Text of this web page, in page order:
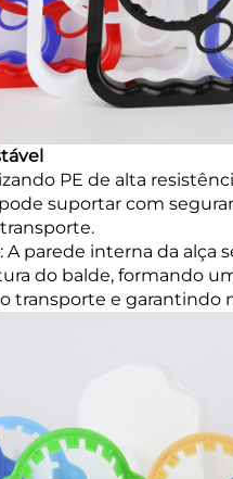
PE de alta
suportar com
parede interna da
do balde, formando
transporte e garantindo